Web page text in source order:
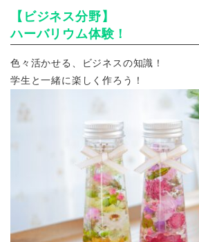
【ビジネス分野】
ハーバリウム体験！
色々活かせる、ビジネスの知識！
学生と一緒に楽しく作ろう！